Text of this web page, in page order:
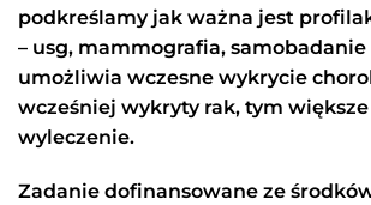
podkreślamy jak ważna jest
– usg, mammografia, samobadanie
umożliwia wczesne wykrycie
wcześniej wykryty rak, tym większe
wyleczenie.
Zadanie dofinansowane ze